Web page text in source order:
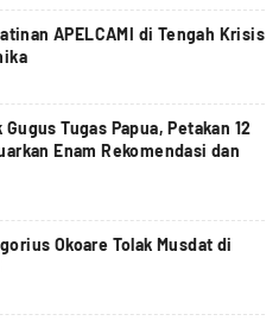
APELCAMI di Tengah Krisis
Tugas Papua, Petakan 12
Enam Rekomendasi dan
Okoare Tolak Musdat di